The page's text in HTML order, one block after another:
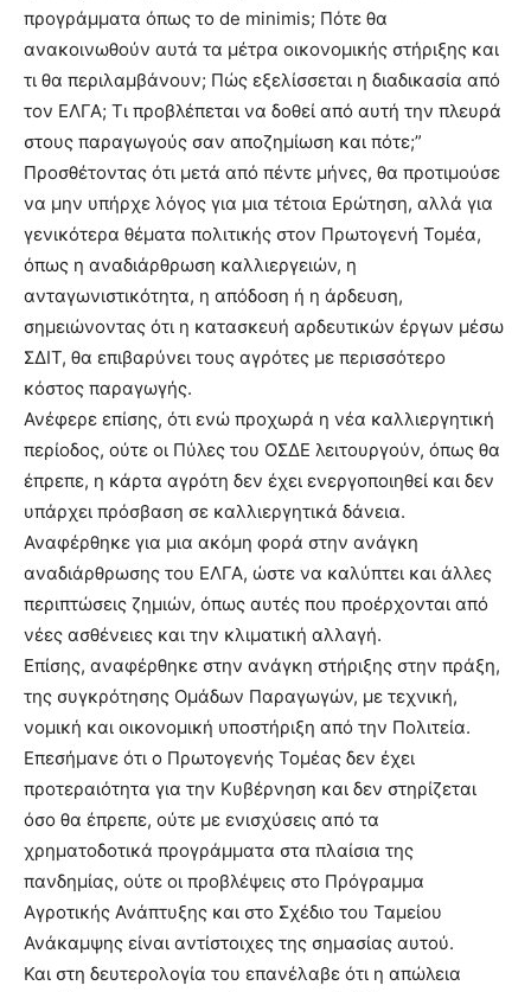
προγράμματα όπως το de minimis; Πότε θα
ανακοινωθούν αυτά τα μέτρα οικονομικής στήριξης και
τι θα περιλαμβάνουν; Πώς εξελίσσεται η διαδικασία από
τον ΕΛΓΑ; Τι προβλέπεται να δοθεί από αυτή την πλευρά
στους παραγωγούς σαν αποζημίωση και πότε;”
Προσθέτοντας ότι μετά από πέντε μήνες, θα προτιμούσε
να μην υπήρχε λόγος για μια τέτοια Ερώτηση, αλλά για
γενικότερα θέματα πολιτικής στον Πρωτογενή Τομέα,
όπως η αναδιάρθρωση καλλιεργειών, η
ανταγωνιστικότητα, η απόδοση ή η άρδευση,
σημειώνοντας ότι η κατασκευή αρδευτικών έργων μέσω
ΣΔΙΤ, θα επιβαρύνει τους αγρότες με περισσότερο
κόστος παραγωγής.
Ανέφερε επίσης, ότι ενώ προχωρά η νέα καλλιεργητική
περίοδος, ούτε οι Πύλες του ΟΣΔΕ λειτουργούν, όπως θα
έπρεπε, η κάρτα αγρότη δεν έχει ενεργοποιηθεί και δεν
υπάρχει πρόσβαση σε καλλιεργητικά δάνεια.
Αναφέρθηκε για μια ακόμη φορά στην ανάγκη
αναδιάρθρωσης του ΕΛΓΑ, ώστε να καλύπτει και άλλες
περιπτώσεις ζημιών, όπως αυτές που προέρχονται από
νέες ασθένειες και την κλιματική αλλαγή.
Επίσης, αναφέρθηκε στην ανάγκη στήριξης στην πράξη,
της συγκρότησης Ομάδων Παραγωγών, με τεχνική,
νομική και οικονομική υποστήριξη από την Πολιτεία.
Επεσήμανε ότι ο Πρωτογενής Τομέας δεν έχει
προτεραιότητα για την Κυβέρνηση και δεν στηρίζεται
όσο θα έπρεπε, ούτε με ενισχύσεις από τα
χρηματοδοτικά προγράμματα στα πλαίσια της
πανδημίας, ούτε οι προβλέψεις στο Πρόγραμμα
Αγροτικής Ανάπτυξης και στο Σχέδιο του Ταμείου
Ανάκαμψης είναι αντίστοιχες της σημασίας αυτού.
Και στη δευτερολογία του επανέλαβε ότι η απώλεια